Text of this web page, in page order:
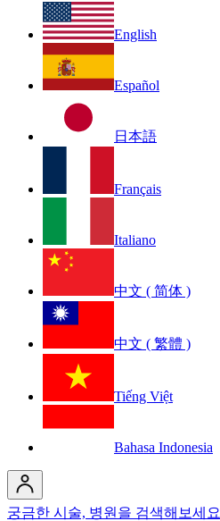
English
Español
日本語
Français
Italiano
中文 ( 简体 )
中文 ( 繁體 )
Tiếng Việt
Bahasa Indonesia
궁금한 시술, 병원을 검색해보세요